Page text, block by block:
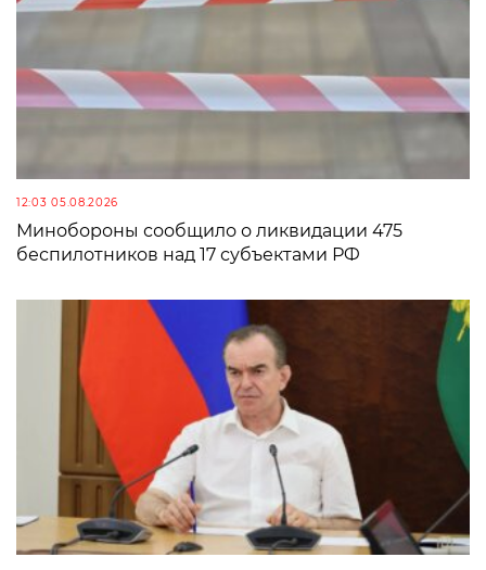
12:03 05.08.2026
Минобороны сообщило о ликвидации 475
беспилотников над 17 субъектами РФ